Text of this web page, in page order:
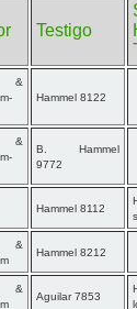
Testigo
&
Hammel 8122
&
B. Hammel
9772
Hammel 8112
&
Hammel 8212
&
Aguilar 7853